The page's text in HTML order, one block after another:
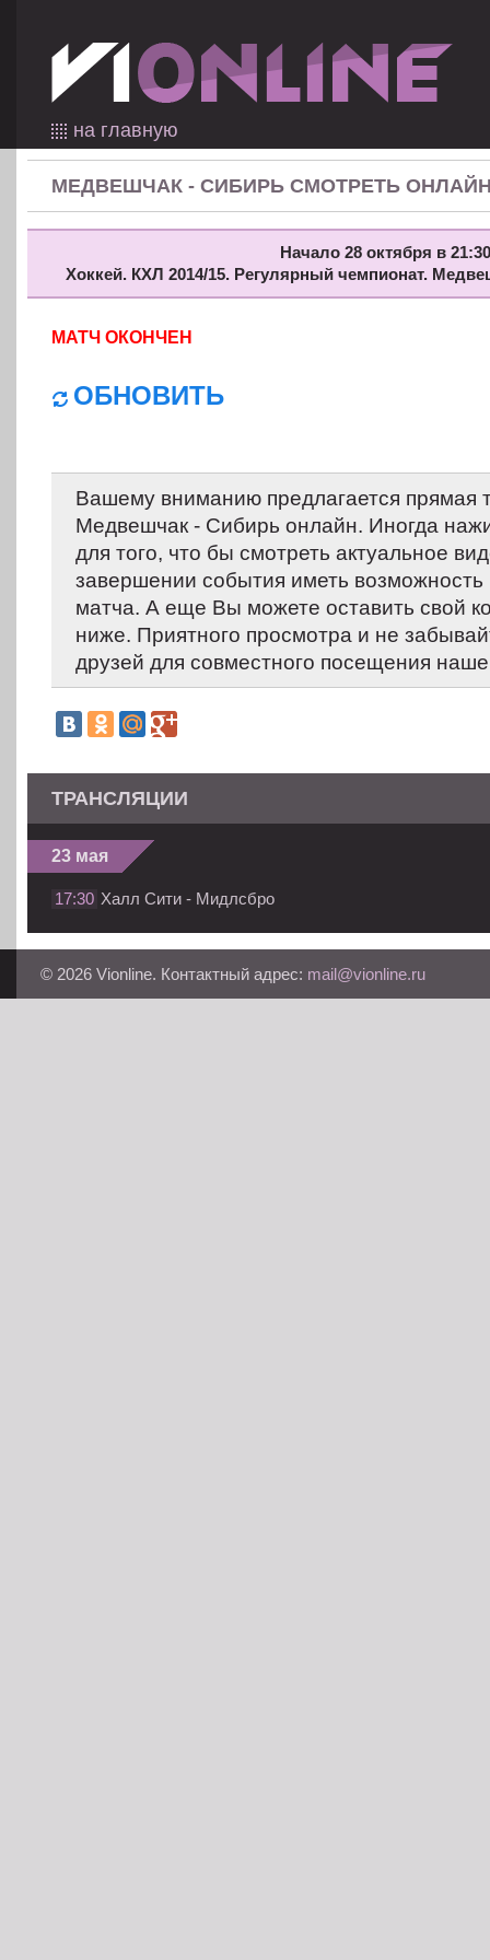
на главную
МЕДВЕШЧАК - СИБИРЬ СМОТРЕТЬ
Начало 28 октября в
Хоккей. КХЛ 2014/15. Регулярный чемпионат.
МАТЧ ОКОНЧЕН
ОБНОВИТЬ
Вашему вниманию предлагается прямая
Медвешчак - Сибирь онлайн. Иногда
для того, что бы смотреть актуальное
завершении события иметь возможность
матча. А еще Вы можете оставить свой
ниже. Приятного просмотра и не
друзей для совместного посещения
ТРАНСЛЯЦИИ
23 мая
17:30 Халл Сити - Мидлсбро
© 2026 Vionline. Контактный адрес: mail@vionline.ru